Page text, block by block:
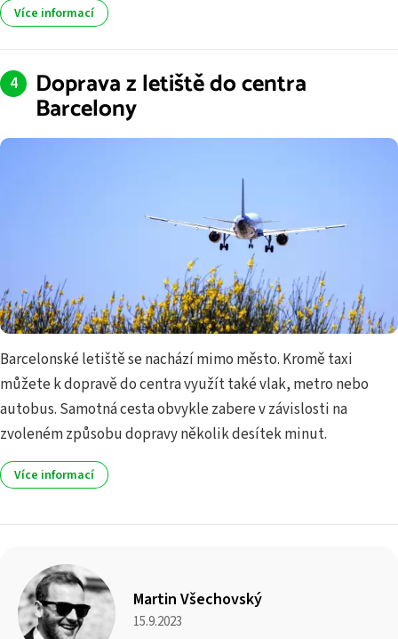
Více informací
Doprava z letiště do centra
Barcelony
Barcelonské letiště se nachází mimo město. Kromě taxi
můžete k dopravě do centra využít také vlak, metro nebo
autobus. Samotná cesta obvykle zabere v závislosti na
zvoleném způsobu dopravy několik desítek minut.
Více informací
Martin Všechovský
15.9.2023